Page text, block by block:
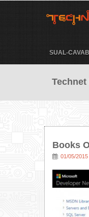
SUAL-CAVAB
Technet
Books
: 01/05/2015